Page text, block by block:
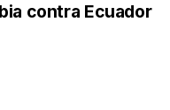
contra Ecuador